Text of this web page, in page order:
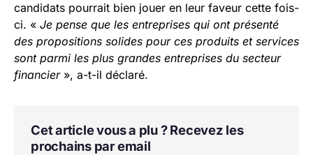
candidats pourrait bien jouer en leur faveur cette fois-
ci. « Je pense que les entreprises qui ont présenté
des propositions solides pour ces produits et services
sont parmi les plus grandes entreprises du secteur
financier», a-t-il déclaré.
Cet article vous a plu ? Recevez les
prochains par email